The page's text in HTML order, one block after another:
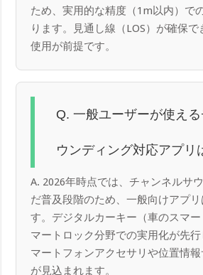
ため、実用的な精度（1m以内）で
ります。見通し線（LOS）が確保
使用が前提です。
Q. 一般ユーザーが使え
ウンディング対応アプリ
A. 2026年時点では、チャンネルサ
だ普及段階のため、一般向けアプ
す。デジタルカーキー（車のスマ
マートロック分野での実用化が先
マートフォンアクセサリや位置情
が見込まれます。